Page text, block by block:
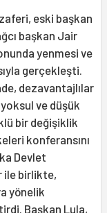
eski başkan
başkan Jair
yenmesi ve
gerçekleşti.
dezavantajlılar
ve düşük
bir değişiklik
konferansını
Devlet
ile birlikte,
yönelik
Başkan Lula,